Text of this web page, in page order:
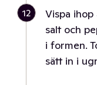
12
Vispa
salt och
i formen.
sätt in i